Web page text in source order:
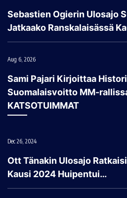
Sebastien Ogierin Ulosajo
Jatkaako Ranskalaisässä
Aug 6, 2026
Sami Pajari Kirjoittaa
Suomalaisvoitto MM-
KATSOTUIMMAT
Dec 26, 2024
Ott Tänakin Ulosajo
Kausi 2024 Huipentui…